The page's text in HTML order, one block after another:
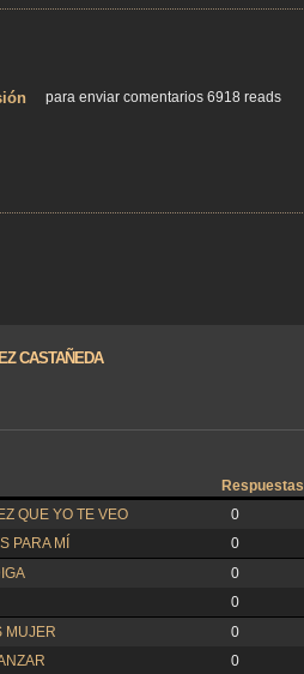
para enviar comentarios 6918 reads
CASTAÑEDA
Respuestas
QUE YO TE VEO 0
PARA MÍ 0
0
0
MUJER 0
0